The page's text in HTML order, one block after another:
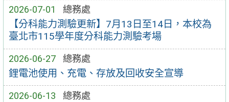
2026-07-01 總務處
【分科能力測驗更新】7月13日至14日，本校為
臺北市115學年度分科能力測驗考場
2026-06-27 總務處
鋰電池使用、充電、存放及回收安全宣導
2026-06-13 總務處